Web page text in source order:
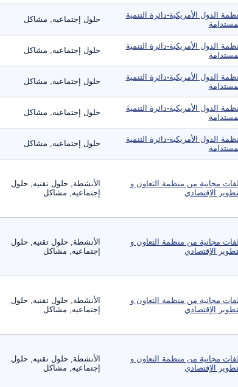
الدول الأمريكية-دائرة التنمية
حلول إجتماعيه, مشاكل
الدول الأمريكية-دائرة التنمية
حلول إجتماعيه, مشاكل
الدول الأمريكية-دائرة التنمية
حلول إجتماعيه, مشاكل
الدول الأمريكية-دائرة التنمية
حلول إجتماعيه, مشاكل
الدول الأمريكية-دائرة التنمية
حلول إجتماعيه, مشاكل
مجانية من منظمة التعاون و
الإقتصادي
الأنشطة, حلول تقنيه, حلول
إجتماعيه, مشاكل
مجانية من منظمة التعاون و
الإقتصادي
الأنشطة, حلول تقنيه, حلول
إجتماعيه, مشاكل
مجانية من منظمة التعاون و
الإقتصادي
الأنشطة, حلول تقنيه, حلول
إجتماعيه, مشاكل
مجانية من منظمة التعاون و
الإقتصادي
الأنشطة, حلول تقنيه, حلول
إجتماعيه, مشاكل